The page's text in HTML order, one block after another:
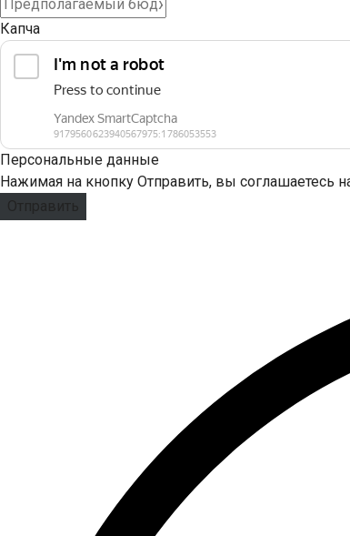
Капча
Персональные данные
Нажимая на кнопку Отправить, вы соглашаетесь
Отправить